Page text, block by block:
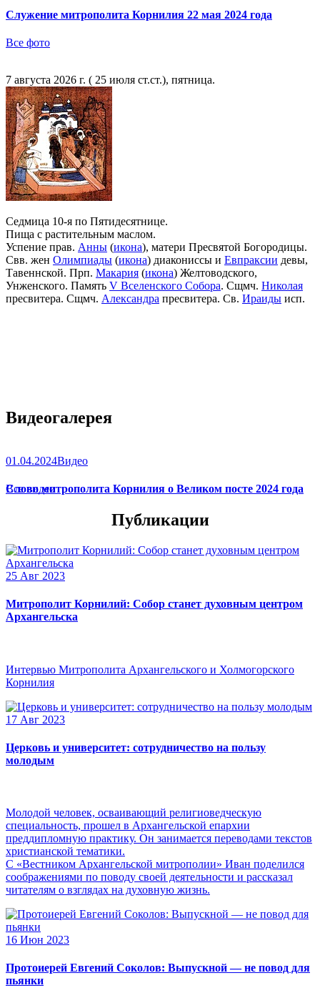
Служение митрополита Корнилия 22 мая 2024 года
Все фото
7 августа 2026 г. ( 25 июля ст.ст.), пятница.
Седмица 10-я по Пятидесятнице.
Пища с растительным маслом.
Успение прав. Анны (икона), матери Пресвятой Богородицы.
Свв. жен Олимпиады (икона) диакониссы и Евпраксии девы,
Тавеннской. Прп. Макария (икона) Желтоводского,
Унженского. Память V Вселенского Собора. Сщмч. Николая
пресвитера. Сщмч. Александра пресвитера. Св. Ираиды исп.
Видеогалерея
01.04.2024Видео
Слово митрополита Корнилия о Великом посте 2024 года
Все видео
Публикации
25 Авг 2023
Митрополит Корнилий: Собор станет духовным центром
Архангельска
Интервью Митрополита Архангельского и Холмогорского
Корнилия
17 Авг 2023
Церковь и университет: сотрудничество на пользу
молодым
Молодой человек, осваивающий религиоведческую
специальность, прошел в Архангельской епархии
преддипломную практику. Он занимается переводами текстов
христианской тематики.
С «Вестником Архангельской митрополии» Иван поделился
соображениями по поводу своей деятельности и рассказал
читателям о взглядах на духовную жизнь.
16 Июн 2023
Протоиерей Евгений Соколов: Выпускной — не повод для
пьянки